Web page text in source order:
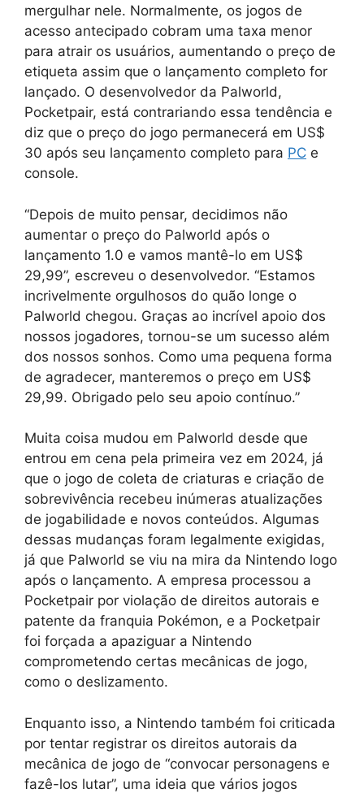
mergulhar nele. Normalmente, os jogos de
acesso antecipado cobram uma taxa menor
para atrair os usuários, aumentando o preço de
etiqueta assim que o lançamento completo for
lançado. O desenvolvedor da Palworld,
Pocketpair, está contrariando essa tendência e
diz que o preço do jogo permanecerá em US$
30 após seu lançamento completo para PC e
console.
“Depois de muito pensar, decidimos não
aumentar o preço do Palworld após o
lançamento 1.0 e vamos mantê-lo em US$
29,99”, escreveu o desenvolvedor. “Estamos
incrivelmente orgulhosos do quão longe o
Palworld chegou. Graças ao incrível apoio dos
nossos jogadores, tornou-se um sucesso além
dos nossos sonhos. Como uma pequena forma
de agradecer, manteremos o preço em US$
29,99. Obrigado pelo seu apoio contínuo.”
Muita coisa mudou em Palworld desde que
entrou em cena pela primeira vez em 2024, já
que o jogo de coleta de criaturas e criação de
sobrevivência recebeu inúmeras atualizações
de jogabilidade e novos conteúdos. Algumas
dessas mudanças foram legalmente exigidas,
já que Palworld se viu na mira da Nintendo logo
após o lançamento. A empresa processou a
Pocketpair por violação de direitos autorais e
patente da franquia Pokémon, e a Pocketpair
foi forçada a apaziguar a Nintendo
comprometendo certas mecânicas de jogo,
como o deslizamento.
Enquanto isso, a Nintendo também foi criticada
por tentar registrar os direitos autorais da
mecânica de jogo de “convocar personagens e
fazê-los lutar”, uma ideia que vários jogos